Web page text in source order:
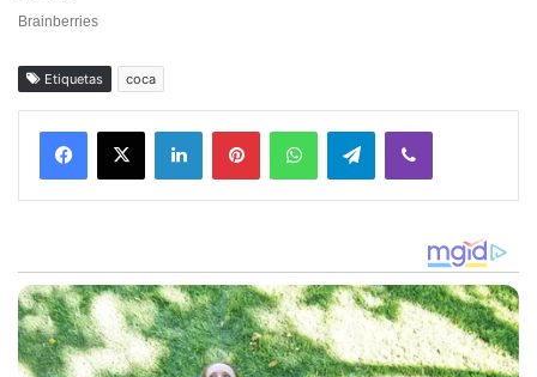
Etiquetas coca
Facebook
X LinkedInPinterestWhatsAppTelegramViber